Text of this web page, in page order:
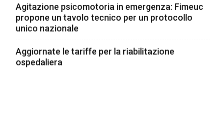
Agitazione psicomotoria in emergenza: Fimeuc
propone un tavolo tecnico per un protocollo
unico nazionale
Aggiornate le tariffe per la riabilitazione
ospedaliera